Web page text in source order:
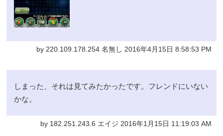
by 220.109.178.254 名無し 2016年4月15日 8:58:53 PM
しまった、それは見てみたかったです。フレンドにいない
かな。
by 182.251.243.6 エイジ 2016年1月15日 11:19:03 AM